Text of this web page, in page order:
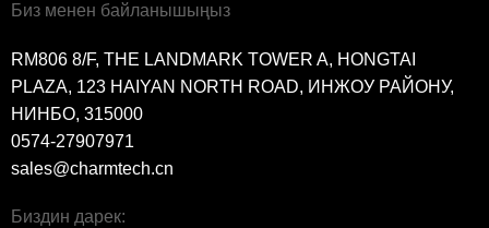
Биз менен байланышыңыз
RM806 8/F, THE LANDMARK TOWER A, HONGTAI
PLAZA, 123 HAIYAN NORTH ROAD, ИНЖОУ РАЙОНУ,
НИНБО, 315000
0574-27907971
sales@charmtech.cn
Биздин дарек: